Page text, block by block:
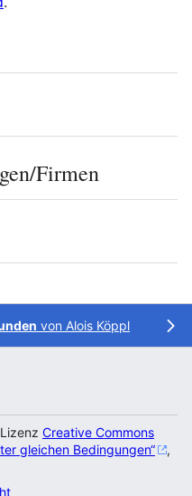
Firmen
von Alois Köppl
Creative Commons
gleichen Bedingungen“
,